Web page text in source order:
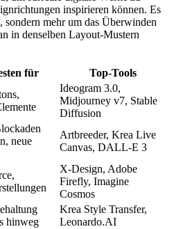
inspirieren können. Es
sondern mehr um das Überwinden
in denselben Layout-Mustern
für Top-Tools
Ideogram 3.0,
Midjourney v7, Stable
Diffusion
neue
Artbreeder, Krea Live
Canvas, DALL-E 3
X-Design, Adobe
Firefly, Imagine
Cosmos
hinweg
Krea Style Transfer,
Leonardo.AI